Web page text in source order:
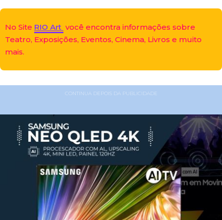
No Site RIO Art você encontra informações sobre
Teatro, Exposições, Eventos, Cinema, Livros e muito
mais.
CONTINUA DEPOIS DA PUBLICIDADE